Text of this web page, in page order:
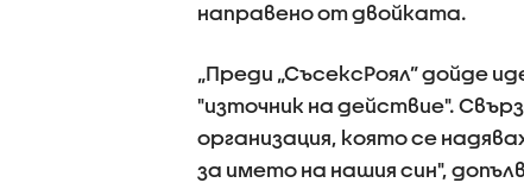
направено от двойката.
„Преди „СъсексРоял” дойде
"източник на действие".
организация, която се
за името на нашия син",